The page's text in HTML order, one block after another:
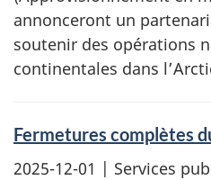
annonceront un
soutenir des opérations
continentales dans
Fermetures complètes
2025-12-01 | Services